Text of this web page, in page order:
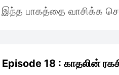
இந்த பாகத்தை வாசிக்க
Episode 18 : காதலின்